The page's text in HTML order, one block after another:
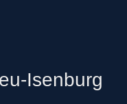
Isenburg